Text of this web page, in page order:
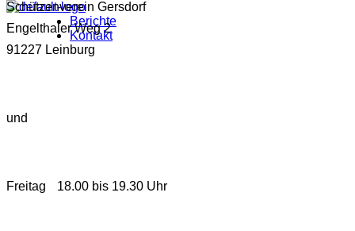
Berichte
Kontakt
Schützenverein Gersdorf
Engelthaler Weg 2
91227 Leinburg
und
Freitag 18.00 bis 19.30 Uhr